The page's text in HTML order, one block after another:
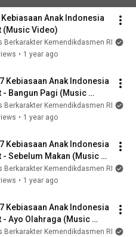
Kebiasaan Anak Indonesia
(Music Video)
Berkarakter Kemendikdasmen RI
• 1 year ago
Kebiasaan Anak Indonesia
- Bangun Pagi (Music
Berkarakter Kemendikdasmen RI
• 1 year ago
Kebiasaan Anak Indonesia
- Sebelum Makan (Music
Berkarakter Kemendikdasmen RI
• 1 year ago
Kebiasaan Anak Indonesia
- Ayo Olahraga (Music
Berkarakter Kemendikdasmen RI